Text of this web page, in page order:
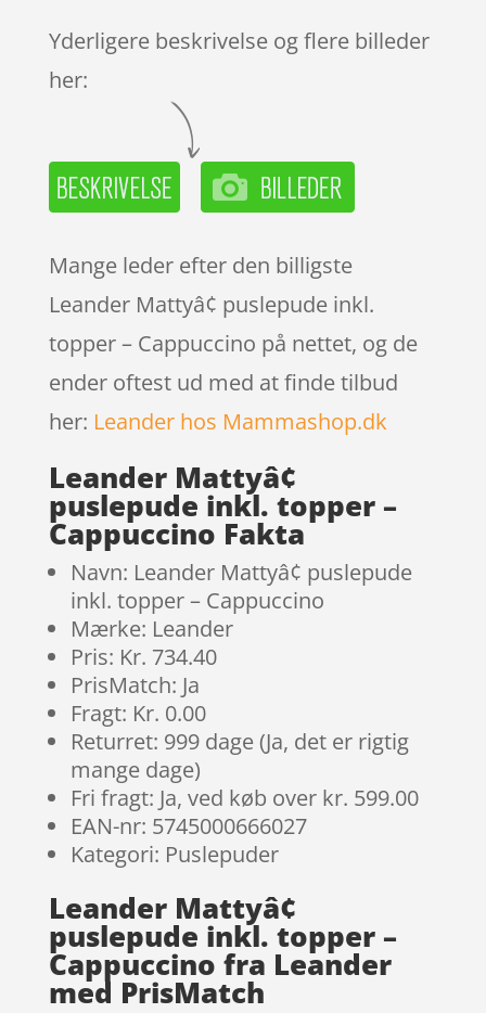
ømmels
er
Yderligere beskrivelse og flere billeder
her:
Mange leder efter den billigste
Leander Mattyâ¢ puslepude inkl.
topper – Cappuccino på nettet, og de
ender oftest ud med at finde tilbud
her: Leander hos Mammashop.dk
Leander Mattyâ¢
puslepude inkl. topper –
Cappuccino Fakta
Navn: Leander Mattyâ¢ puslepude
inkl. topper – Cappuccino
Mærke: Leander
Pris: Kr. 734.40
PrisMatch: Ja
Fragt: Kr. 0.00
Returret: 999 dage (Ja, det er rigtig
mange dage)
Fri fragt: Ja, ved køb over kr. 599.00
EAN-nr: 5745000666027
Kategori: Puslepuder
Leander Mattyâ¢
puslepude inkl. topper –
Cappuccino fra Leander
med PrisMatch